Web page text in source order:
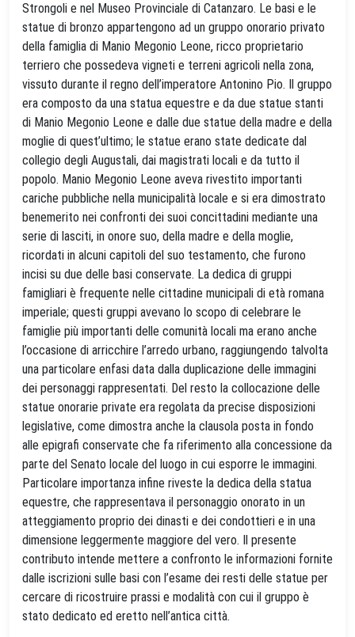
Strongoli e nel Museo Provinciale di Catanzaro. Le basi e le
statue di bronzo appartengono ad un gruppo onorario privato
della famiglia di Manio Megonio Leone, ricco proprietario
terriero che possedeva vigneti e terreni agricoli nella zona,
vissuto durante il regno dell’imperatore Antonino Pio. Il gruppo
era composto da una statua equestre e da due statue stanti
di Manio Megonio Leone e dalle due statue della madre e della
moglie di quest’ultimo; le statue erano state dedicate dal
collegio degli Augustali, dai magistrati locali e da tutto il
popolo. Manio Megonio Leone aveva rivestito importanti
cariche pubbliche nella municipalità locale e si era dimostrato
benemerito nei confronti dei suoi concittadini mediante una
serie di lasciti, in onore suo, della madre e della moglie,
ricordati in alcuni capitoli del suo testamento, che furono
incisi su due delle basi conservate. La dedica di gruppi
famigliari è frequente nelle cittadine municipali di età romana
imperiale; questi gruppi avevano lo scopo di celebrare le
famiglie più importanti delle comunità locali ma erano anche
l’occasione di arricchire l’arredo urbano, raggiungendo talvolta
una particolare enfasi data dalla duplicazione delle immagini
dei personaggi rappresentati. Del resto la collocazione delle
statue onorarie private era regolata da precise disposizioni
legislative, come dimostra anche la clausola posta in fondo
alle epigrafi conservate che fa riferimento alla concessione da
parte del Senato locale del luogo in cui esporre le immagini.
Particolare importanza infine riveste la dedica della statua
equestre, che rappresentava il personaggio onorato in un
atteggiamento proprio dei dinasti e dei condottieri e in una
dimensione leggermente maggiore del vero. Il presente
contributo intende mettere a confronto le informazioni fornite
dalle iscrizioni sulle basi con l’esame dei resti delle statue per
cercare di ricostruire prassi e modalità con cui il gruppo è
stato dedicato ed eretto nell’antica città.